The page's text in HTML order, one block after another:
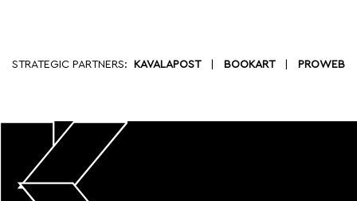
STRATEGIC PARTNERS: KAVALAPOST| BOOKART| PROWEB